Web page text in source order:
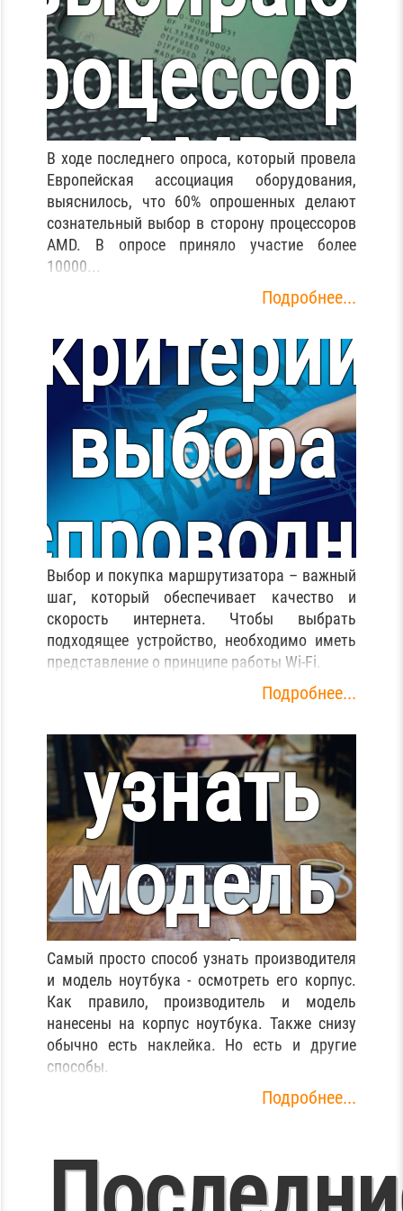
AMD
В ходе последнего опроса, который провела
Европейская ассоциация оборудования,
выяснилось, что 60% опрошенных делают
сознательный выбор в сторону процессоров
AMD. В опросе приняло участие более
10000...
Подробнее...
критерии
выбора
Выбор и покупка маршрутизатора – важный
шаг, который обеспечивает качество и
скорость интернета. Чтобы выбрать
подходящее устройство, необходимо иметь
представление о принципе работы Wi-Fi.
Подробнее...
Как
узнать
модель
ноутбука
Самый просто способ узнать производителя
и модель ноутбука - осмотреть его корпус.
Как правило, производитель и модель
нанесены на корпус ноутбука. Также снизу
обычно есть наклейка. Но есть и другие
способы.
Подробнее...